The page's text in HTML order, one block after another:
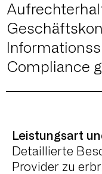
Compliance
Leistungsart
Detaillierte
Provider zu